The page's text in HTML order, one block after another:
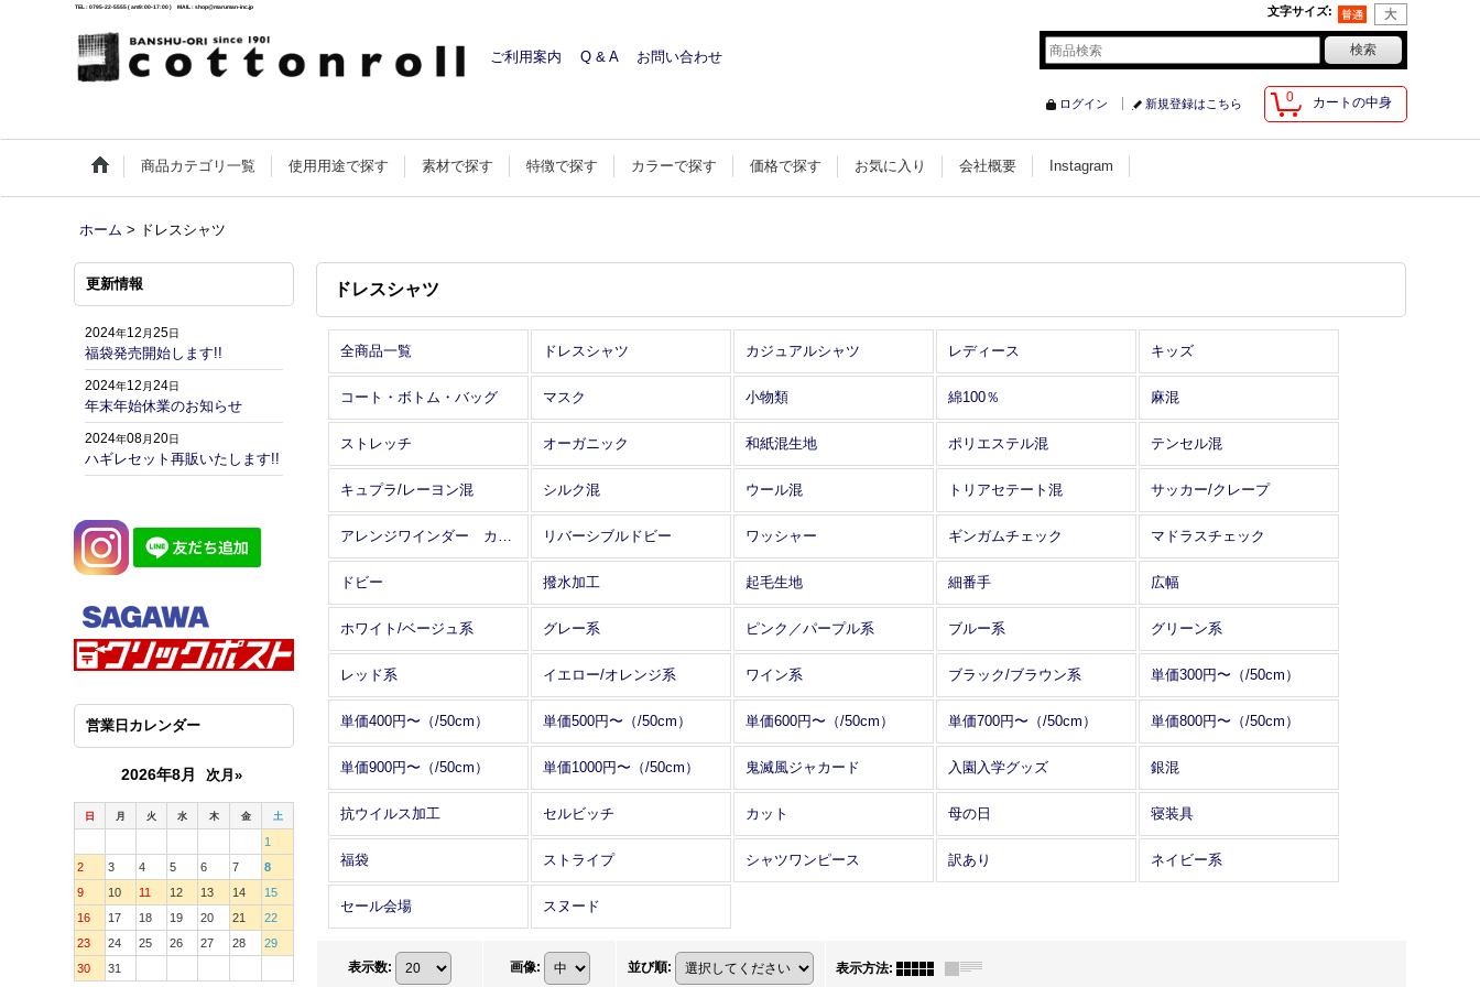
TEL : 0795-22-5555 ( am9:00-17:00 ) MAIL : shop@maruman-inc.jp 文字サイズ:
ご利用案内 Q & A お問い合わせ
0 カートの中身
ログイン 新規登録はこちら
商品カテゴリ一覧 使用用途で探す 素材で探す 特徴で探す カラーで探す 価格で探す お気に入り 会社概要 Instagram
ホーム > ドレスシャツ
更新情報
2024年12 月25日
福袋発売開始します!!
2024年12 月24日
年末年始休業のお知らせ
2024年08月20日
ハギレセット再販いたします!!
営業日カレンダー
2026年8月 次月»
日 月 火 水 木 金 土
1
2
3 4 5 6 7
8
9
10 11 12 13 14
15
16
17 18 19 20 21
22
23
24 25 26 27 28
29
30
31
ドレスシャツ
全商品一覧 ドレスシャツ カジュアルシャツ レディース キッズ
コート・ボトム・バッグ マスク 小物類 綿100％ 麻混
ストレッチ オーガニック 和紙混生地 ポリエステル混 テンセル混
キュプラ/レーヨン混 シルク混 ウール混 トリアセテート混 サッカー/クレープ
アレンジワインダー カットジャカード リバーシブルドビー ワッシャー ギンガムチェック マドラスチェック
ドビー 撥水加工 起毛生地 細番手 広幅
ホワイト/ベージュ系 グレー系 ピンク／パープル系 ブルー系 グリーン系
レッド系 イエロー/オレンジ系 ワイン系 ブラック/ブラウン系 単価300円〜（/50cm）
単価400円〜（/50cm） 単価500円〜（/50cm） 単価600円〜（/50cm） 単価700円〜（/50cm） 単価800円〜（/50cm）
単価900円〜（/50cm） 単価1000円〜（/50cm） 鬼滅風ジャカード 入園入学グッズ 銀混
抗ウイルス加工 セルビッチ カット 母の日 寝装具
福袋 ストライプ シャツワンピース 訳あり ネイビー系
セール会場 スヌード
表示数: 画像: 並び順: 表示方法: